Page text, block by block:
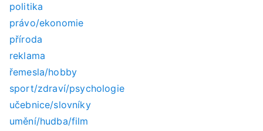
politika
právo/ekonomie
příroda
reklama
řemesla/hobby
sport/zdraví/psychologie
učebnice/slovníky
umění/hudba/film